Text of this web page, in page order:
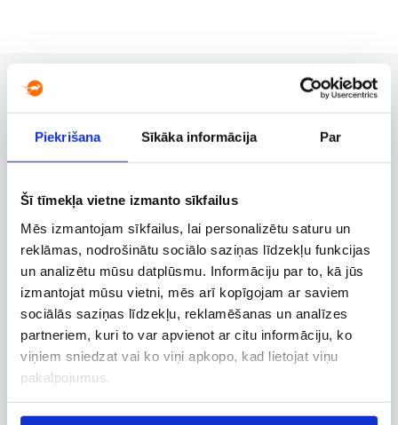
Piekrišana Sīkāka informācija Par
Šī tīmekļa vietne izmanto sīkfailus
Mēs izmantojam sīkfailus, lai personalizētu saturu un
reklāmas, nodrošinātu sociālo saziņas līdzekļu funkcijas
un analizētu mūsu datplūsmu. Informāciju par to, kā jūs
izmantojat mūsu vietni, mēs arī kopīgojam ar saviem
sociālās saziņas līdzekļu, reklamēšanas un analīzes
partneriem, kuri to var apvienot ar citu informāciju, ko
viņiem sniedzat vai ko viņi apkopo, kad lietojat viņu
pakalpojumus.
Rezervācijas pārvaldība
Rezervācijas maiņa, atcelšana un
Biznesa konts
Biznesa, dienesta un
darbatvaļinājuma lidojumu
rezervācija
Lidojuma izsekošana
Lidojuma statusa un citas aktuālās